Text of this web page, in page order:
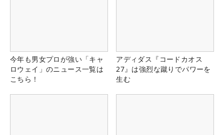
今年も男女プロが強い「キャ
ロウェイ」のニュース一覧は
こちら！
アディダス『コードカオス
27』は強烈な蹴りでパワーを
生む